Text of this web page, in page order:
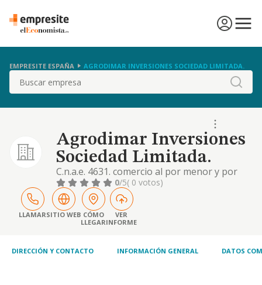
EMPRESITE ESPAÑA AGRODIMAR INVERSIONES SOCIEDAD LIMITADA.
Buscar
Agrodimar Inversiones
Sociedad Limitada.
C.n.a.e. 4631. comercio al por menor y por
mayor de frutas, verduras y hortalizas.
producciones y gestión de explotaciones
agrícolas. intermediario en todo tipo de
operaciones de comercio. formación.
comercialización de productos cosméticos.
mercancías. gest
0/5( 0 votos)
LLAMARSITIO WEB CÓMO
LLEGAR
VER
INFORME
DIRECCIÓN Y CONTACTO INFORMACIÓN GENERAL DATOS